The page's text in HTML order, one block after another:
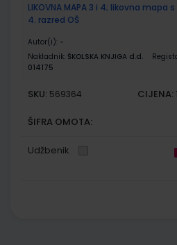
LIKOVNA MAPA 3 i 4; likovna mapa
4. razred OŠ
Autor(i): -
Nakladnik: ŠKOLSKA KNJIGA d.d.
014175
SKU: 569364 CIJENA:
ŠIFRA OMOTA:
Udžbenik